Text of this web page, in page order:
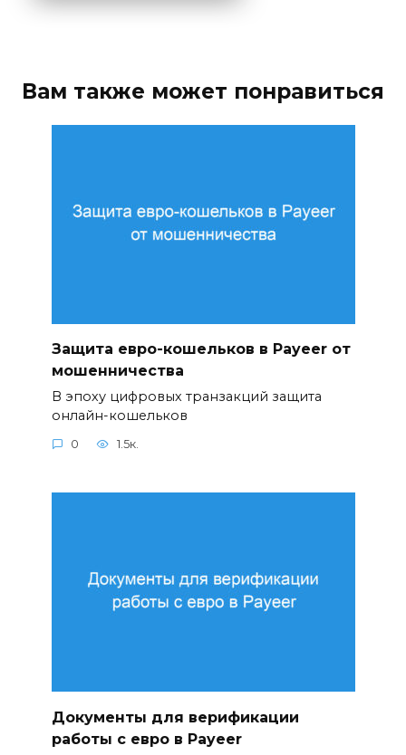
Вам также может понравиться
Защита евро-кошельков в Payeer от
мошенничества
В эпоху цифровых транзакций защита
онлайн-кошельков
0 1.5к.
Документы для верификации
работы с евро в Payeer